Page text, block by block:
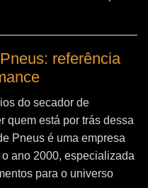
referência
do secador de
quem está por trás dessa
Pneus é uma empresa
ano 2000, especializada
para o universo